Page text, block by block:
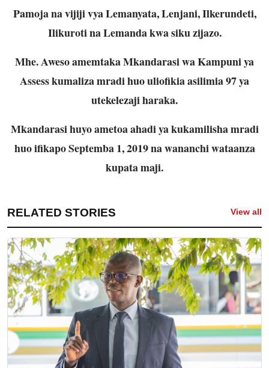
Pamoja na vijiji vya Lemanyata, Lenjani, Ilkerundeti,
Ilikuroti na Lemanda kwa siku zijazo.
Mhe. Aweso amemtaka Mkandarasi wa Kampuni ya
Assess kumaliza mradi huo uliofikia asilimia 97 ya
utekelezaji haraka.
Mkandarasi huyo ametoa ahadi ya kukamilisha mradi
huo ifikapo Septemba 1, 2019 na wananchi wataanza
kupata maji.
RELATED STORIES View all